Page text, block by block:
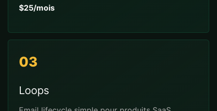
$25/mois
03
Loops